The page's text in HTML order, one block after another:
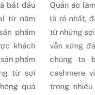
bắt đầu
từ năm
phẩm
khách
phẩm
từ sợi
quá
Quần áo
là rẻ nhất,
từ những
vẫn xứng
chúng ta
cashmere
trong